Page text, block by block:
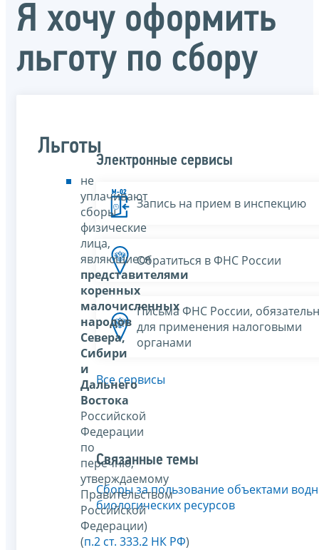
Я хочу оформить
льготу по сбору
Льготы
не
уплачивают
сборы
физические
лица,
являющиеся
представителями
коренных
малочисленных
народов
Севера,
Сибири
и
Дальнего
Востока
Российской
Федерации
по
перечню,
утверждаемому
Правительством
Российской
Федерации)
(п.2 ст. 333.2 НК РФ)
Электронные сервисы
Запись на прием в инспекцию
Обратиться в ФНС России
Письма ФНС России,
для применения налоговыми
органами
Все сервисы
Связанные темы
Сборы за пользование объектами
биологических ресурсов